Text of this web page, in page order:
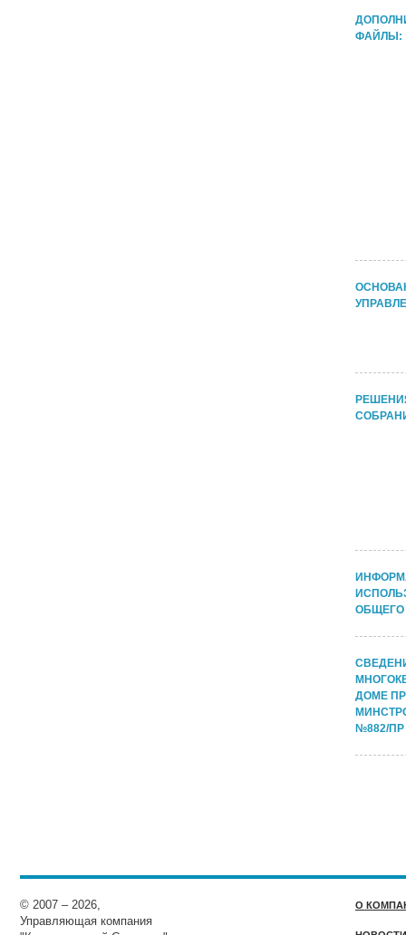
ФАЙЛЫ:
ОБЩЕГО
ДОМЕ
№882/ПР
© 2007 – 2026,
Управляющая компания
О